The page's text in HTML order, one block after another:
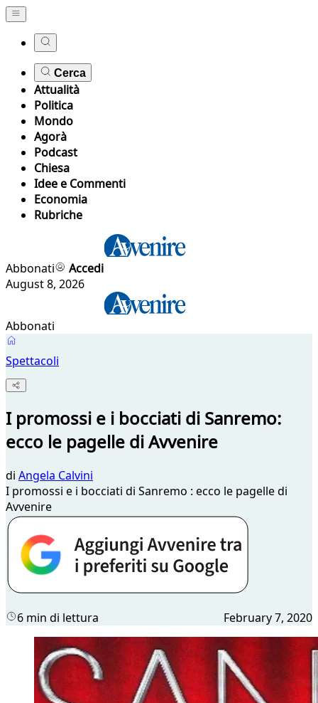
Cerca
Attualità
Politica
Mondo
Agorà
Podcast
Chiesa
Idee e Commenti
Economia
Rubriche
Abbonati
Accedi
August 8, 2026
Abbonati
Spettacoli
I promossi e i bocciati di Sanremo:
ecco le pagelle di Avvenire
di Angela Calvini
I promossi e i bocciati di Sanremo : ecco le pagelle di
Avvenire
6 min di lettura February 7, 2020